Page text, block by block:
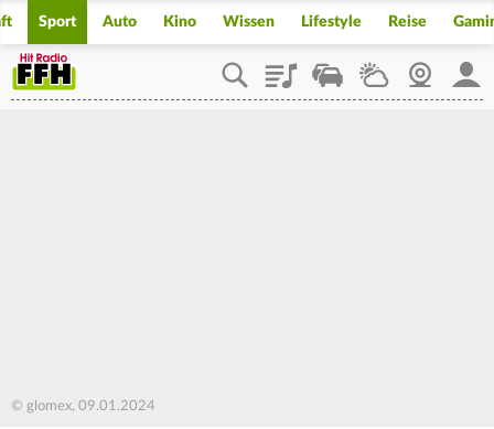
Sport Auto Kino Wissen Lifestyle Reise
PlaylistStaupilotWetterWebcam
© glomex, 09.01.2024